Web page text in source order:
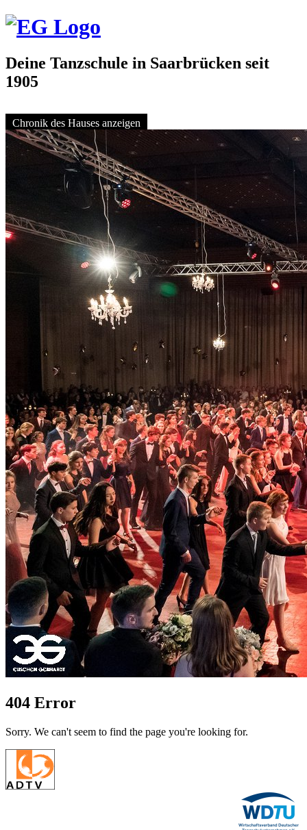
Deine Tanzschule in Saarbrücken seit
1905
Chronik des Hauses anzeigen
404 Error
Sorry. We can't seem to find the page you're looking for.